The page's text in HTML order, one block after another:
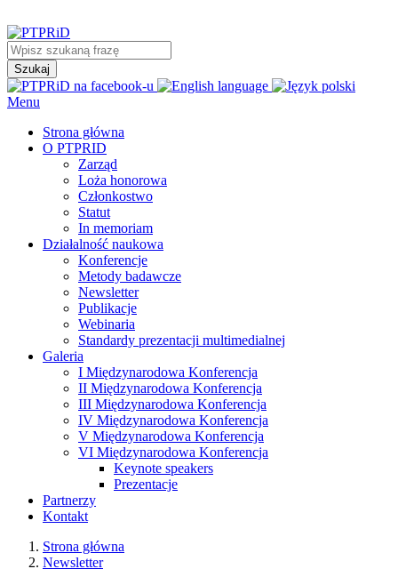
Menu
Strona główna
O PTPRID
Zarząd
Loża honorowa
Członkostwo
Statut
In memoriam
Działalność naukowa
Konferencje
Metody badawcze
Newsletter
Publikacje
Webinaria
Standardy prezentacji multimedialnej
Galeria
I Międzynarodowa Konferencja
II Międzynarodowa Konferencja
III Międzynarodowa Konferencja
IV Międzynarodowa Konferencja
V Międzynarodowa Konferencja
VI Międzynarodowa Konferencja
Keynote speakers
Prezentacje
Partnerzy
Kontakt
Strona główna
Newsletter